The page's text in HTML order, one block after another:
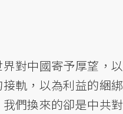
對中國寄予厚望，以
軌，以為利益的綑綁
們換來的卻是中共對